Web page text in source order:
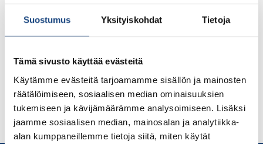
Suostumus Yksityiskohdat Tietoja
Tämä sivusto käyttää evästeitä
Käytämme evästeitä tarjoamamme sisällön ja mainosten
räätälöimiseen, sosiaalisen median ominaisuuksien
tukemiseen ja kävijämäärämme analysoimiseen. Lisäksi
jaamme sosiaalisen median, mainosalan ja analytiikka-
alan kumppaneillemme tietoja siitä, miten käytät
palloiluhallissa Turussa. Tapahtuma oli ensimmäinen
mahdollisuuksia reagoida muuttuviin tilanteisiin.
leiripäivä, jossa kahdet judoharjoitukset Judoliiton
slovenialaisen päävalmentaja Rok Draksicin johdolla.
Mukaan leirille oli jäänyt kilpailutapahtuman jälkeen vielä
yli 60 innokasta […]